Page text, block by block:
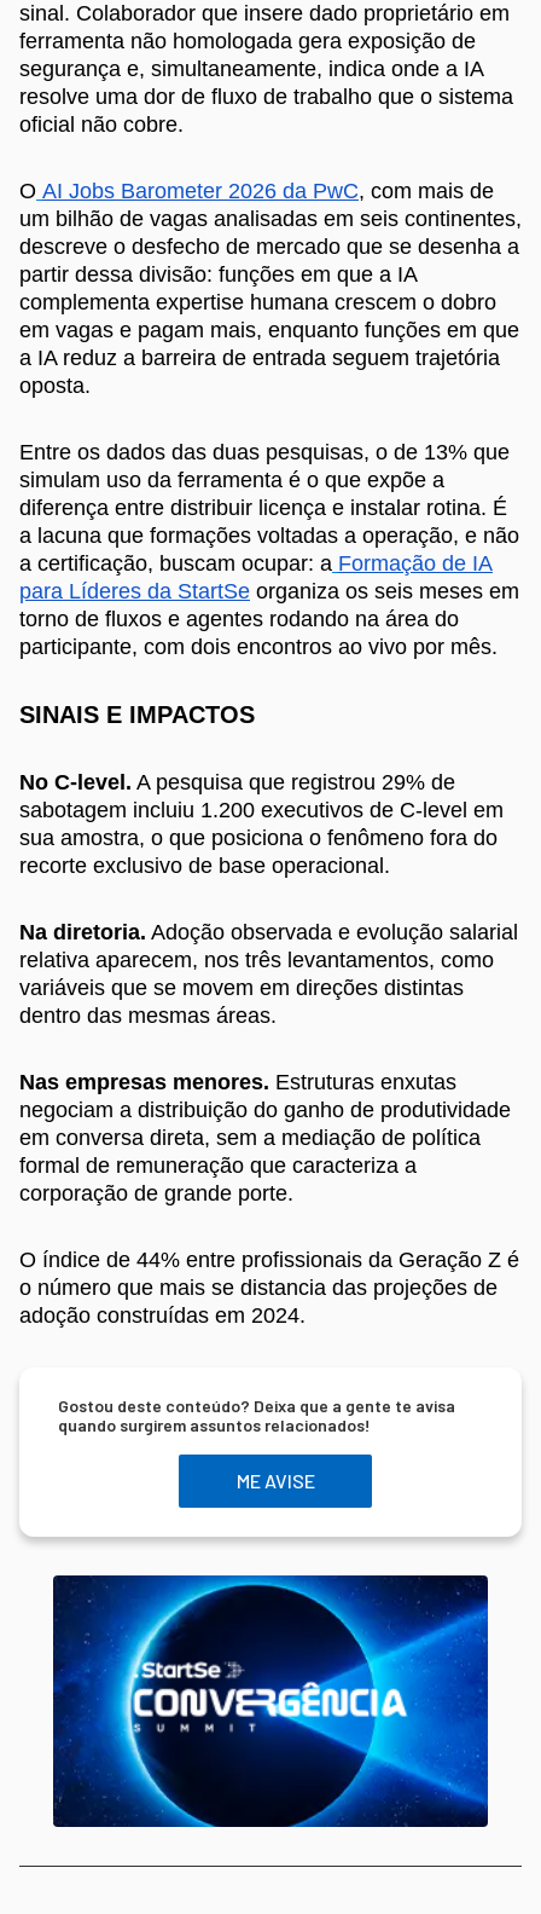
sinal. Colaborador que insere dado proprietário em
ferramenta não homologada gera exposição de
segurança e, simultaneamente, indica onde a IA
resolve uma dor de fluxo de trabalho que o sistema
oficial não cobre.
O AI Jobs Barometer 2026 da PwC, com mais de
um bilhão de vagas analisadas em seis continentes,
descreve o desfecho de mercado que se desenha a
partir dessa divisão: funções em que a IA
complementa expertise humana crescem o dobro
em vagas e pagam mais, enquanto funções em que
a IA reduz a barreira de entrada seguem trajetória
oposta.
Entre os dados das duas pesquisas, o de 13% que
simulam uso da ferramenta é o que expõe a
diferença entre distribuir licença e instalar rotina. É
a lacuna que formações voltadas a operação, e não
a certificação, buscam ocupar: a Formação de IA
para Líderes da StartSe organiza os seis meses em
torno de fluxos e agentes rodando na área do
participante, com dois encontros ao vivo por mês.
SINAIS E IMPACTOS
No C-level. A pesquisa que registrou 29% de
sabotagem incluiu 1.200 executivos de C-level em
sua amostra, o que posiciona o fenômeno fora do
recorte exclusivo de base operacional.
Na diretoria. Adoção observada e evolução salarial
relativa aparecem, nos três levantamentos, como
variáveis que se movem em direções distintas
dentro das mesmas áreas.
Nas empresas menores. Estruturas enxutas
negociam a distribuição do ganho de produtividade
em conversa direta, sem a mediação de política
formal de remuneração que caracteriza a
corporação de grande porte.
O índice de 44% entre profissionais da Geração Z é
o número que mais se distancia das projeções de
adoção construídas em 2024.
Gostou deste conteúdo? Deixa que a gente te avisa
quando surgirem assuntos relacionados!
ME AVISE